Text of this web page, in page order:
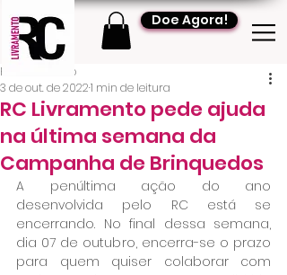
Doe Agora!
RC Livramento pede ajuda
na última semana da
Campanha de Brinquedos
RC Livramento
3 de out. de 20221 min de leitura
A penúltima ação do ano
desenvolvida pelo RC está se
encerrando. No final dessa semana,
dia 07 de outubro, encerra-se o prazo
para quem quiser colaborar com